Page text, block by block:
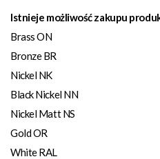
Istnieje możliwość zakupu
Brass ON
Bronze BR
Nickel NK
Black Nickel NN
Nickel Matt NS
Gold OR
White RAL